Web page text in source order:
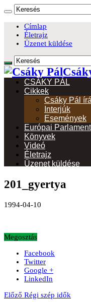
Címlap
Életrajz
Üzenet küldése
CSÁKY PÁL
Cikkek
Csáky Pál
Interjúk
Események
Európai Parlament
Könyvek
Videó
Életrajz
Üzenet küldése
201_gyertya
1994-04-10
Megosztás
Facebook
Twitter
Google +
LinkedIn
Előző Régi szép idők